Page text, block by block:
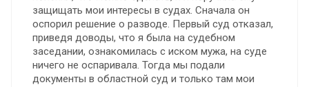
защищать мои интересы в судах. Сначала он
оспорил решение о разводе. Первый суд отказал,
приведя доводы, что я была на судебном
заседании, ознакомилась с иском мужа, на суде
ничего не оспаривала. Тогда мы подали
документы в областной суд и только там мои